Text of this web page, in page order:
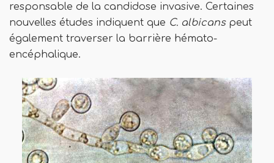
responsable de la candidose invasive. Certaines
nouvelles études indiquent que C. albicanspeut
également traverser la barrière hémato-
encéphalique.